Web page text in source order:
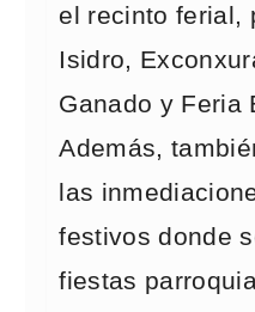
el recinto ferial,
Isidro,
Ganado y Feria
Además,
las
festivos donde
fiestas